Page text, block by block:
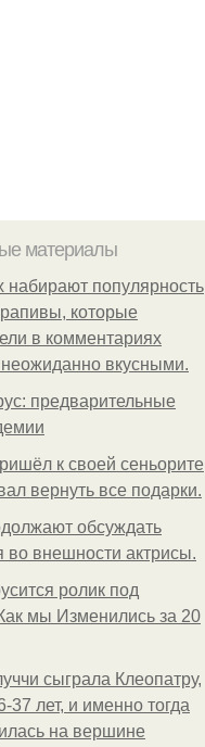
материалы
набирают популярность
которые
в комментариях
вкусными.
предварительные
к своей сеньорите
вернуть все подарки.
обсуждать
во внешности актрисы.
ролик под
мы Изменились за 20
сыграла Клеопатру,
37 лет, и именно тогда
на вершине